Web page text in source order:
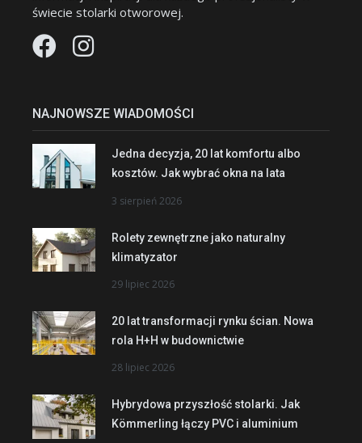
świecie stolarki otworowej.
NAJNOWSZE WIADOMOŚCI
Jedna decyzja, 20 lat komfortu albo
kosztów. Jak wybrać okna na lata
3 sierpień 2026
Rolety zewnętrzne jako naturalny
klimatyzator
29 lipiec 2026
20 lat transformacji rynku ścian. Nowa
rola H+H w budownictwie
28 lipiec 2026
Hybrydowa przyszłość stolarki. Jak
Kömmerling łączy PVC i aluminium